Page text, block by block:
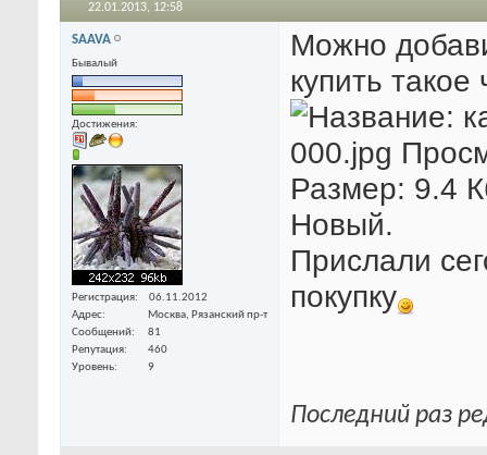
22.01.2013, 12:58
SAAVA
Бывалый
Достижения:
Регистрация
06.11.2012
Адрес
Москва, Рязанский пр-т
Сообщений
81
Репутация
460
Уровень
9
Можно
купить такое
Новый.
Прислали
покупку
Последний раз